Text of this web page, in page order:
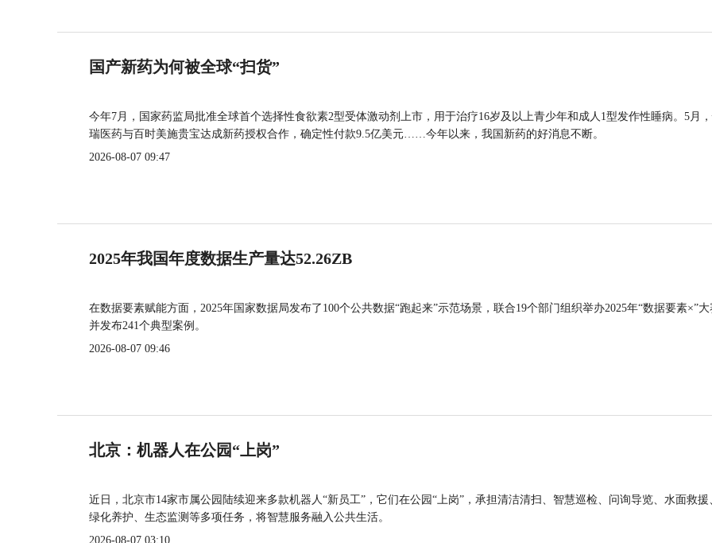
国产新药为何被全球“扫货”
今年7月，国家药监局批准全球首个选择性食欲素2型受体激动剂上市，用于治疗16岁及以上青少年和成人1型发作性睡病。5月
瑞医药与百时美施贵宝达成新药授权合作，确定性付款9.5亿美元……今年以来，我国新药的好消息不断。
2026-08-07 09:47
2025年我国年度数据生产量达52.26ZB
在数据要素赋能方面，2025年国家数据局发布了100个公共数据“跑起来”示范场景，联合19个部门组织举办2025年“数据要素×”大
并发布241个典型案例。
2026-08-07 09:46
北京：机器人在公园“上岗”
近日，北京市14家市属公园陆续迎来多款机器人“新员工”，它们在公园“上岗”，承担清洁清扫、智慧巡检、问询导览、水面救援
绿化养护、生态监测等多项任务，将智慧服务融入公共生活。
2026-08-07 03:10